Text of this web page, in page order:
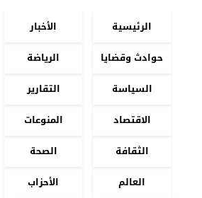
الرئيسية الأخبار
حوادث وقضايا
الرياضة
السياسة
التقارير
الاقتصاد
المنوعات
الثقافة
الصحة
العالم
الأحزاب